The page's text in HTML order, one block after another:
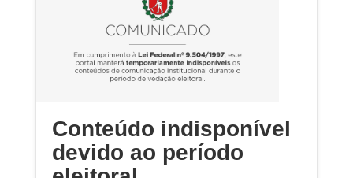
Conteúdo indisponível
devido ao período